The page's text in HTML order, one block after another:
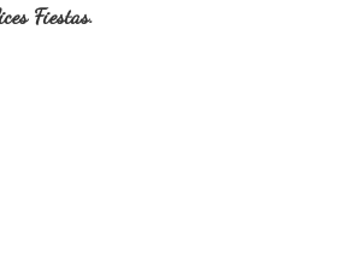
Fiestas.